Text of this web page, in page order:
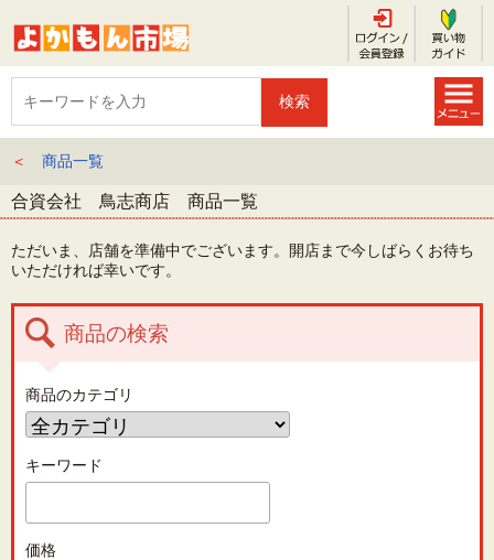
＜ 商品一覧
合資会社 鳥志商店 商品一覧
ただいま、店舗を準備中でございます。開店まで今しばらくお待ち
いただければ幸いです。
商品の検索
商品のカテゴリ
キーワード
価格